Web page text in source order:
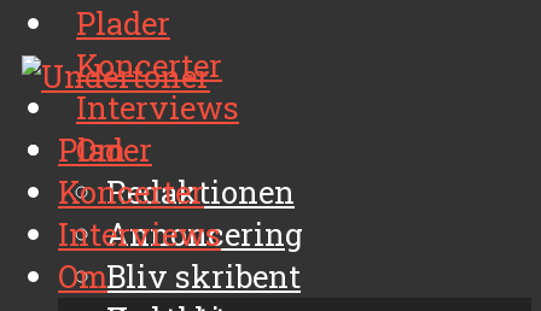
Plader
Koncerter
Interviews
Om
Redaktionen
Annoncering
Bliv skribent
Plader
Koncerter
Interviews
Om